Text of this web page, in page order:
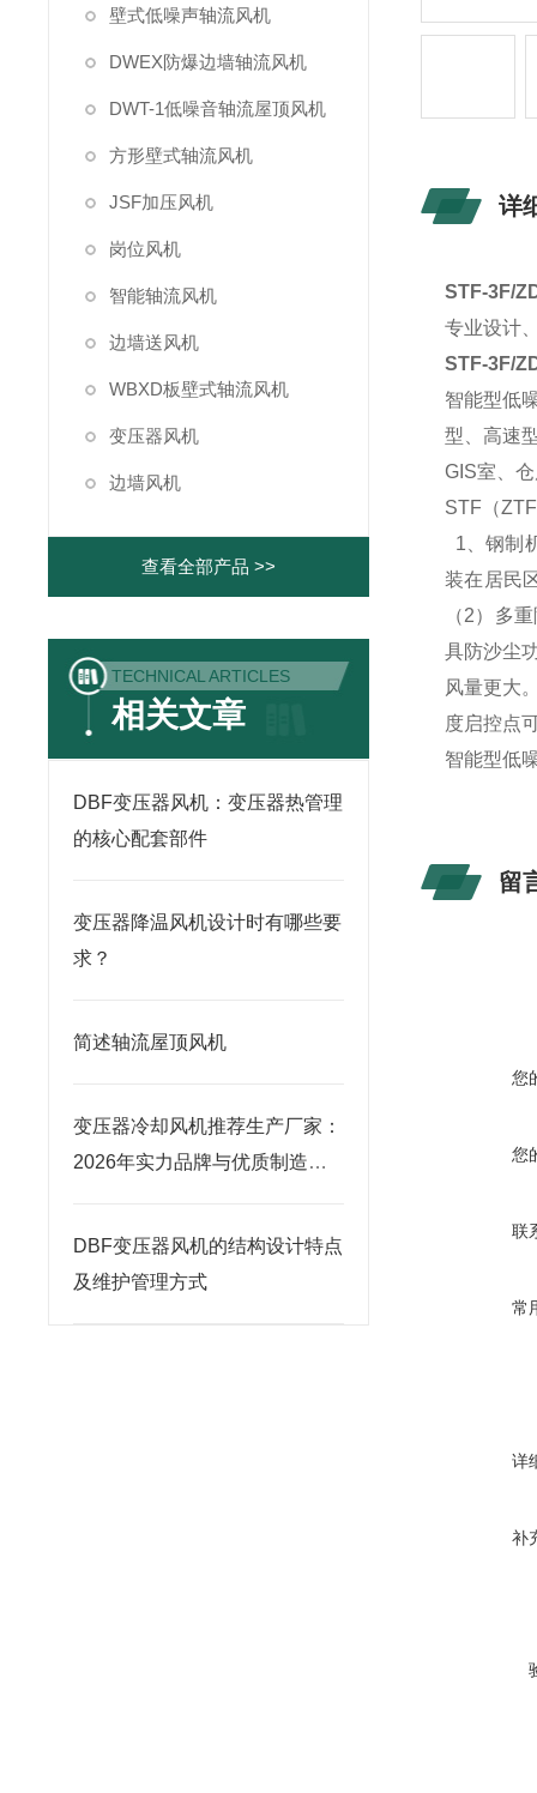
壁式低噪声轴流风机
DWEX防爆边墙轴流风机
DWT-1低噪音轴流屋顶风机
方形壁式轴流风机
JSF加压风机
岗位风机
智能轴流风机
边墙送风机
WBXD板壁式轴流风机
变压器风机
边墙风机
查看全部产品 >>
TECHNICAL ARTICLES
相关文章
DBF变压器风机：变压器热管理
的核心配套部件
变压器降温风机设计时有哪些要
求？
简述轴流屋顶风机
变压器冷却风机推荐生产厂家：
2026年实力品牌与优质制造商
DBF变压器风机的结构设计特点
及维护管理方式
详
STF-3F/
专业设计
STF-3F/
智能型低
型、高速
GIS室、
STF（
1、钢制
装在居民
（2）多
具防沙尘
风量更大
度启控点
智能型低
留
您
您
联
常
详
补